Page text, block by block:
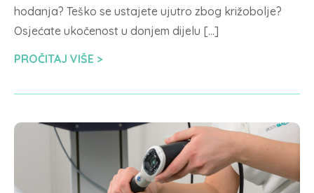
hodanja? Teško se ustajete ujutro zbog križobolje?
Osjećate ukočenost u donjem dijelu […]
PROČITAJ VIŠE